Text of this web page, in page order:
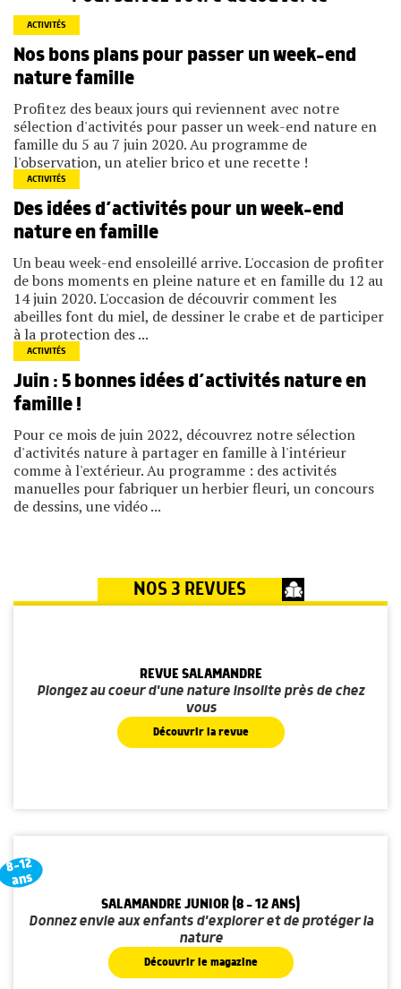
ACTIVITÉS
Nos bons plans pour passer un week-end
nature famille
Profitez des beaux jours qui reviennent avec notre
sélection d'activités pour passer un week-end nature en
famille du 5 au 7 juin 2020. Au programme de
l'observation, un atelier brico et une recette !
ACTIVITÉS
Des idées d’activités pour un week-end
nature en famille
Un beau week-end ensoleillé arrive. L'occasion de profiter
de bons moments en pleine nature et en famille du 12 au
14 juin 2020. L'occasion de découvrir comment les
abeilles font du miel, de dessiner le crabe et de participer
à la protection des ...
ACTIVITÉS
Juin : 5 bonnes idées d’activités nature en
famille !
Pour ce mois de juin 2022, découvrez notre sélection
d'activités nature à partager en famille à l'intérieur
comme à l'extérieur. Au programme : des activités
manuelles pour fabriquer un herbier fleuri, un concours
de dessins, une vidéo ...
NOS 3 REVUES
REVUE SALAMANDRE
Plongez au coeur d'une nature insolite près de chez
vous
Découvrir la revue
8-12
ans
SALAMANDRE JUNIOR (8 - 12 ANS)
Donnez envie aux enfants d'explorer et de protéger la
nature
Découvrir le magazine